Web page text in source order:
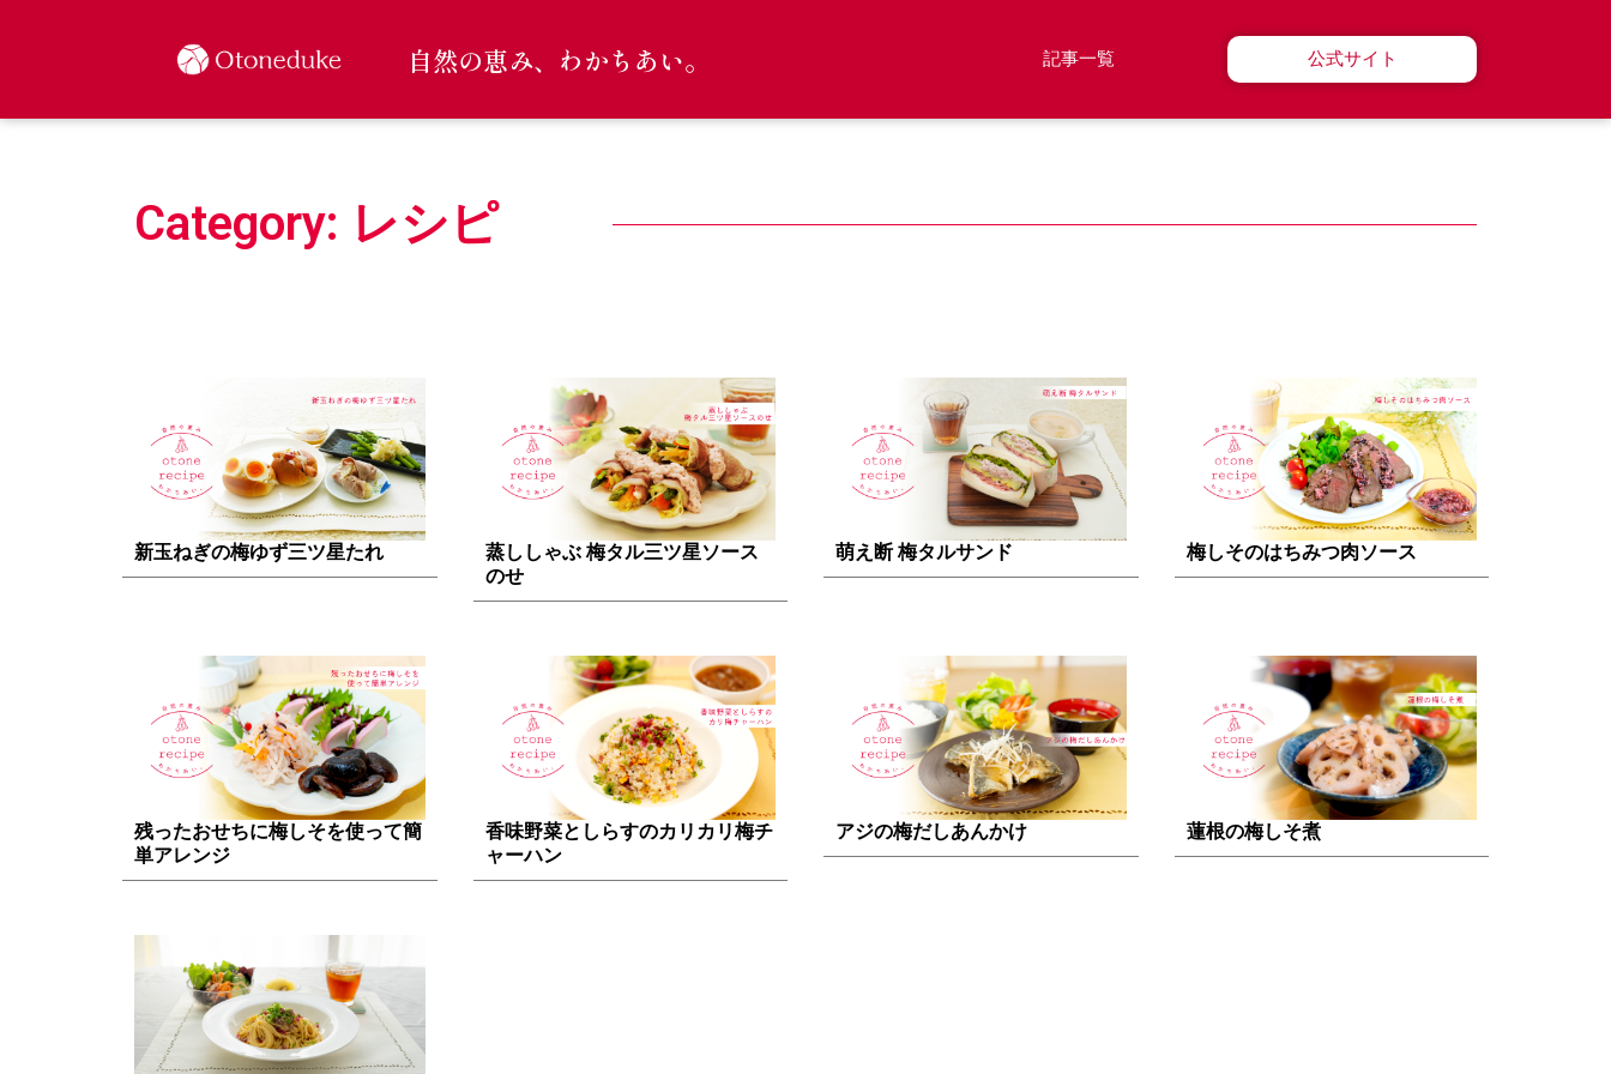
キ
自然の恵み、わかちあい。 記事一覧 公式サイト
Category: レシピ
新玉ねぎの梅ゆず三ツ星たれ
蒸ししゃぶ 梅タル三ツ星ソース
のせ
萌え断 梅タルサンド 梅しそのはちみつ肉ソース
残ったおせちに梅しそを使って簡
単アレンジ
香味野菜としらすのカリカリ梅チ
ャーハン
アジの梅だしあんかけ 蓮根の梅しそ煮